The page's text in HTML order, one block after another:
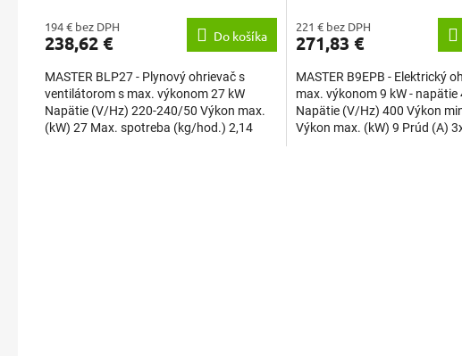
194 € bez DPH
238,62 € Do košíka
MASTER BLP27 - Plynový ohrievač s
ventilátorom s max. výkonom 27 kW
Napätie (V/Hz) 220-240/50 Výkon max.
(kW) 27 Max. spotreba (kg/hod.) 2,14
221 € bez DPH
271,83 €
MASTER B9EPB - Elektrický
max. výkonom 9 kW - napätie
Napätie (V/Hz) 400 Výkon
Výkon max. (kW) 9 Prúd (A)